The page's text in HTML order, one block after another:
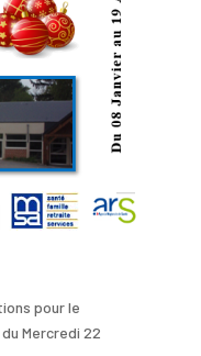
pour le
Mercredi 22